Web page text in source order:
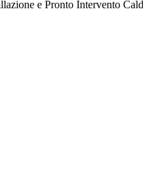
e Pronto Intervento